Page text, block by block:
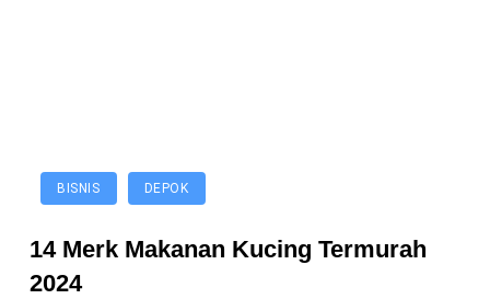
BISNIS DEPOK
14 Merk Makanan Kucing Termurah
2024